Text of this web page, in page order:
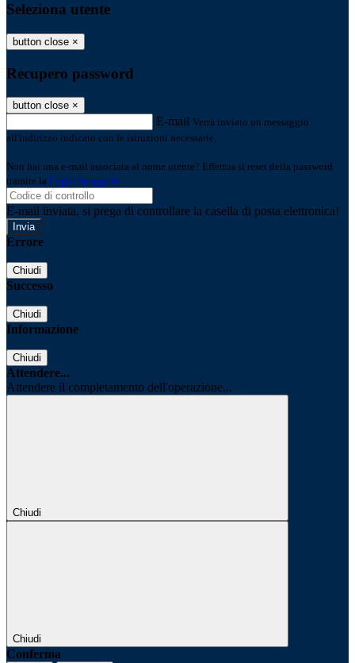
Seleziona utente
button close ×
Recupero password
button close ×
E-mail Verrà inviato un messaggio
all'indirizzo indicato con le istruzioni necessarie.
Non hai una e-mail associata al nome utente? Effettua il reset della password
tramite la Login Spaggiari
E-mail inviata, si prega di controllare la casella di posta elettronica!
Errore
Chiudi
Successo
Chiudi
Informazione
Chiudi
Attendere...
Attendere il completamento dell'operazione...
Chiudi
Chiudi
Conferma